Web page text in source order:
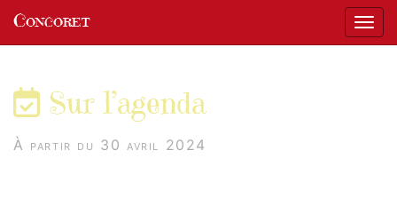
Concoret
Sur l’agenda
À partir du 30 avril 2024
Panneau de gestion des cookies